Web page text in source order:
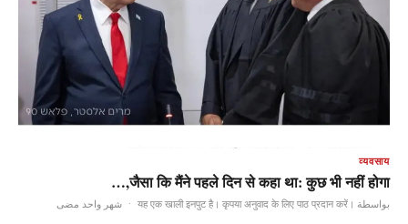
व्यवसाय
जैसा कि मैंने पहले दिन से कहा था: कुछ भी नहीं होगा,…
بواسطة यह एक खाली इनपुट है। कृपया अनुवाद के लिए पाठ प्रदान करें। · شهر واحد مضى